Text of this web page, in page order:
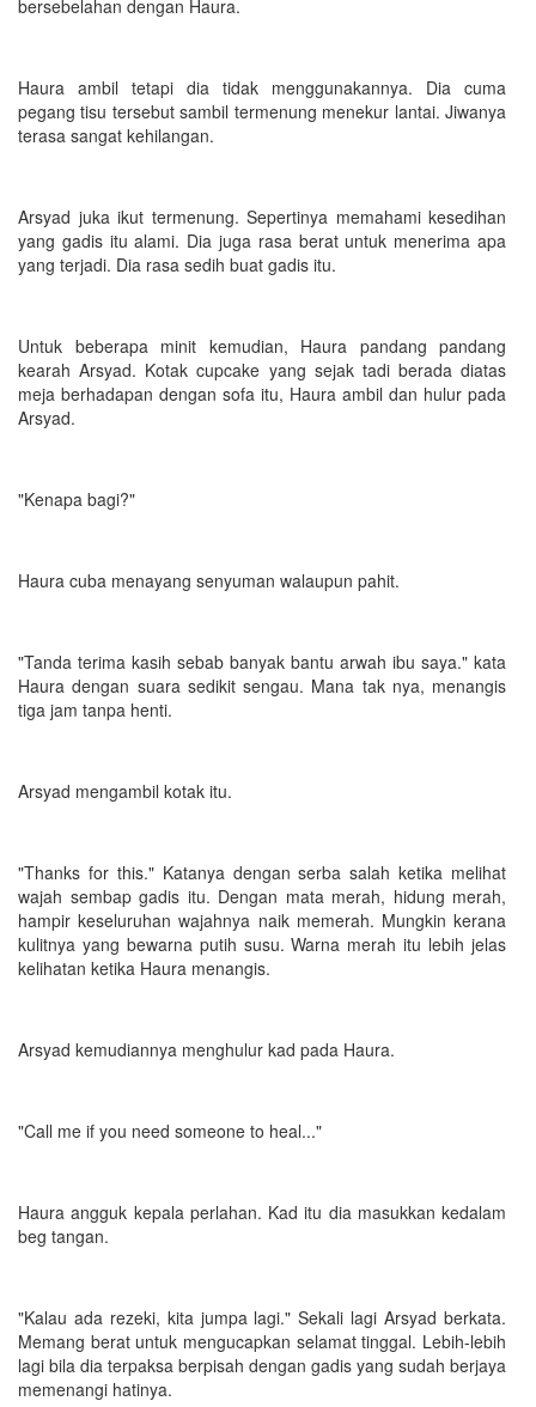
bersebelahan dengan Haura.
Haura ambil tetapi dia tidak menggunakannya. Dia cuma
pegang tisu tersebut sambil termenung menekur lantai. Jiwanya
terasa sangat kehilangan.
Arsyad juka ikut termenung. Sepertinya memahami kesedihan
yang gadis itu alami. Dia juga rasa berat untuk menerima apa
yang terjadi. Dia rasa sedih buat gadis itu.
Untuk beberapa minit kemudian, Haura pandang pandang
kearah Arsyad. Kotak cupcake yang sejak tadi berada diatas
meja berhadapan dengan sofa itu, Haura ambil dan hulur pada
Arsyad.
"Kenapa bagi?"
Haura cuba menayang senyuman walaupun pahit.
"Tanda terima kasih sebab banyak bantu arwah ibu saya." kata
Haura dengan suara sedikit sengau. Mana tak nya, menangis
tiga jam tanpa henti.
Arsyad mengambil kotak itu.
"Thanks for this." Katanya dengan serba salah ketika melihat
wajah sembap gadis itu. Dengan mata merah, hidung merah,
hampir keseluruhan wajahnya naik memerah. Mungkin kerana
kulitnya yang bewarna putih susu. Warna merah itu lebih jelas
kelihatan ketika Haura menangis.
Arsyad kemudiannya menghulur kad pada Haura.
"Call me if you need someone to heal..."
Haura angguk kepala perlahan. Kad itu dia masukkan kedalam
beg tangan.
"Kalau ada rezeki, kita jumpa lagi." Sekali lagi Arsyad berkata.
Memang berat untuk mengucapkan selamat tinggal. Lebih-lebih
lagi bila dia terpaksa berpisah dengan gadis yang sudah berjaya
memenangi hatinya.